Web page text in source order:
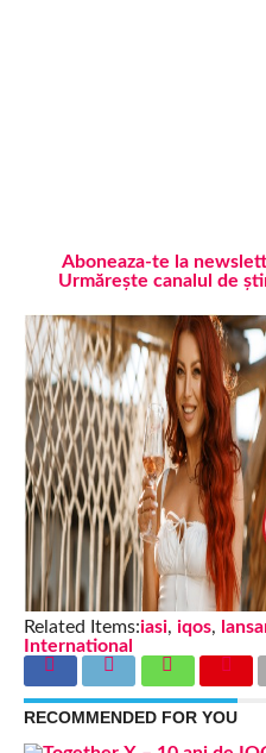
Aboneaza-te la
Urmărește canalul de
Related Items:iasi, iqos,
International
RECOMMENDED FOR YOU